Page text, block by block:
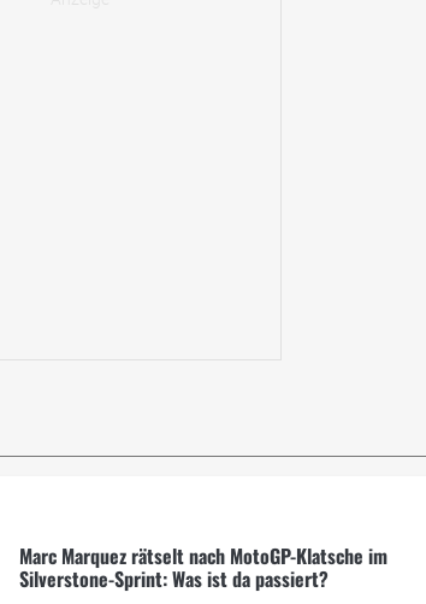
Marc Marquez rätselt nach MotoGP-Klatsche im
Silverstone-Sprint: Was ist da passiert?